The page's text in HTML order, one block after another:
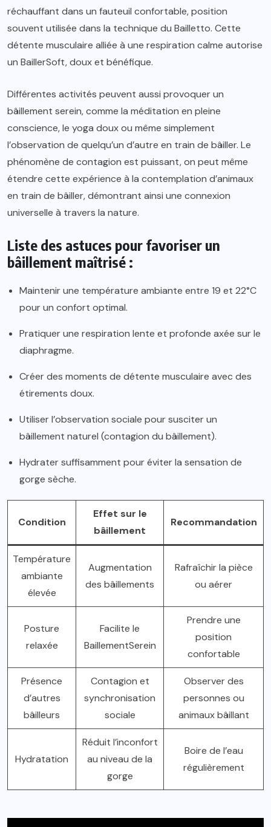
réchauffant dans un fauteuil confortable, position
souvent utilisée dans la technique du Bailletto. Cette
détente musculaire alliée à une respiration calme autorise
un BaillerSoft, doux et bénéfique.
Différentes activités peuvent aussi provoquer un
bâillement serein, comme la méditation en pleine
conscience, le yoga doux ou même simplement
l’observation de quelqu’un d’autre en train de bâiller. Le
phénomène de contagion est puissant, on peut même
étendre cette expérience à la contemplation d’animaux
en train de bâiller, démontrant ainsi une connexion
universelle à travers la nature.
Liste des astuces pour favoriser un
bâillement maîtrisé :
Maintenir une température ambiante entre 19 et 22°C
pour un confort optimal.
Pratiquer une respiration lente et profonde axée sur le
diaphragme.
Créer des moments de détente musculaire avec des
étirements doux.
Utiliser l’observation sociale pour susciter un
bâillement naturel (contagion du bâillement).
Hydrater suffisamment pour éviter la sensation de
gorge sèche.
Condition
Effet sur le
bâillement
Recommandation
Température
ambiante
élevée
Augmentation
des bâillements
Rafraîchir la pièce
ou aérer
Posture
relaxée
Facilite le
BaillementSerein
Prendre une
position
confortable
Présence
d’autres
bâilleurs
Contagion et
synchronisation
sociale
Observer des
personnes ou
animaux bâillant
Hydratation
Réduit l’inconfort
au niveau de la
gorge
Boire de l’eau
régulièrement